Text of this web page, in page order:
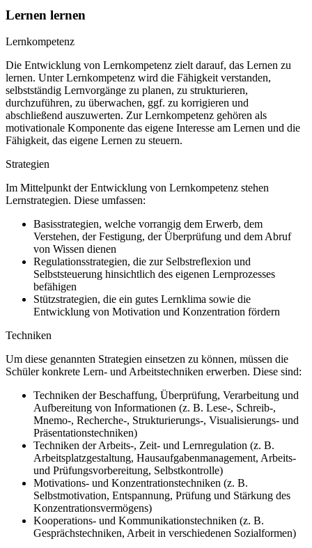
Lernen lernen
Lernkompetenz
Die Entwicklung von Lernkompetenz zielt darauf, das Lernen zu
lernen. Unter Lernkompetenz wird die Fähigkeit verstanden,
selbstständig Lernvorgänge zu planen, zu strukturieren,
durchzuführen, zu überwachen, ggf. zu korrigieren und
abschließend auszuwerten. Zur Lernkompetenz gehören als
motivationale Komponente das eigene Interesse am Lernen und die
Fähigkeit, das eigene Lernen zu steuern.
Strategien
Im Mittelpunkt der Entwicklung von Lernkompetenz stehen
Lernstrategien. Diese umfassen:
Basisstrategien, welche vorrangig dem Erwerb, dem
Verstehen, der Festigung, der Überprüfung und dem Abruf
von Wissen dienen
Regulationsstrategien, die zur Selbstreflexion und
Selbststeuerung hinsichtlich des eigenen Lernprozesses
befähigen
Stützstrategien, die ein gutes Lernklima sowie die
Entwicklung von Motivation und Konzentration fördern
Techniken
Um diese genannten Strategien einsetzen zu können, müssen die
Schüler konkrete Lern- und Arbeitstechniken erwerben. Diese sind:
Techniken der Beschaffung, Überprüfung, Verarbeitung und
Aufbereitung von Informationen (z. B. Lese-, Schreib-,
Mnemo-, Recherche-, Strukturierungs-, Visualisierungs- und
Präsentationstechniken)
Techniken der Arbeits-, Zeit- und Lernregulation (z. B.
Arbeitsplatzgestaltung, Hausaufgabenmanagement, Arbeits-
und Prüfungsvorbereitung, Selbstkontrolle)
Motivations- und Konzentrationstechniken (z. B.
Selbstmotivation, Entspannung, Prüfung und Stärkung des
Konzentrationsvermögens)
Kooperations- und Kommunikationstechniken (z. B.
Gesprächstechniken, Arbeit in verschiedenen Sozialformen)